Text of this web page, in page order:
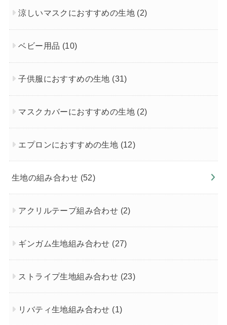
涼しいマスクにおすすめの生地 (2)
ベビー用品 (10)
子供服におすすめの生地 (31)
マスクカバーにおすすめの生地 (2)
エプロンにおすすめの生地 (12)
生地の組み合わせ (52)
アクリルテープ組み合わせ (2)
ギンガム生地組み合わせ (27)
ストライプ生地組み合わせ (23)
リバティ生地組み合わせ (1)